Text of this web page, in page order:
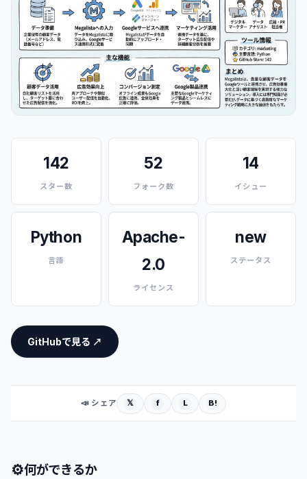
142
スター数
52
フォーク数
14
イシュー
Python
言語
Apache-
2.0
ライセンス
new
ステータス
GitHubで見る ↗
📣 シェア 𝕏 f L B!
⚙何ができるか